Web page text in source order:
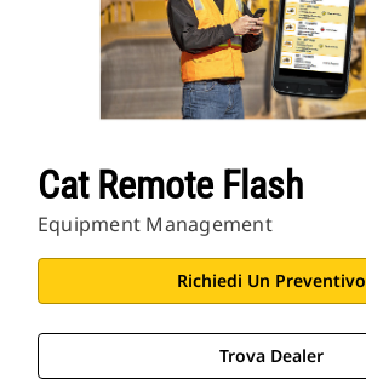
Cat Remote Flash
Equipment Management
Richiedi Un Preventivo
Trova Dealer